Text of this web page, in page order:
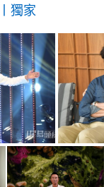
獨家